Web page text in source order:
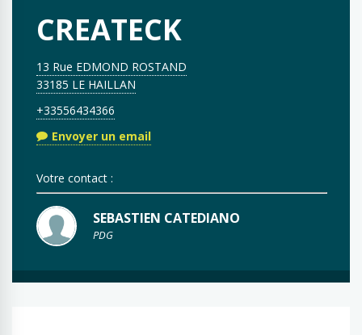
CREATECK
13 Rue EDMOND ROSTAND
33185 LE HAILLAN
+33556434366
Envoyer un email
Votre contact :
SEBASTIEN CATEDIANO
PDG